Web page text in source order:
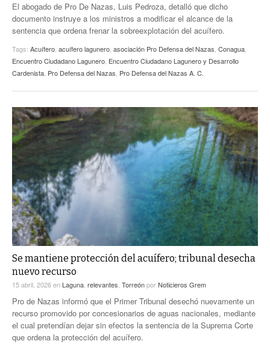
El abogado de Pro De Nazas, Luis Pedroza, detalló que dicho
documento instruye a los ministros a modificar el alcance de la
sentencia que ordena frenar la sobreexplotación del acuífero.
Tags: Acuífero acuífero lagunero asociación Pro Defensa del Nazas Conagua
Encuentro Ciudadano Lagunero Encuentro Ciudadano Lagunero y Desarrollo
Cardenista Pro Defensa del Nazas Pro Defensa del Nazas A. C.
Se mantiene protección del acuífero; tribunal desecha
nuevo recurso
15 abril, 2026en Laguna relevantes TorreónporNoticieros Grem
Pro de Nazas informó que el Primer Tribunal desechó nuevamente un
recurso promovido por concesionarios de aguas nacionales, mediante
el cual pretendían dejar sin efectos la sentencia de la Suprema Corte
que ordena la protección del acuífero.